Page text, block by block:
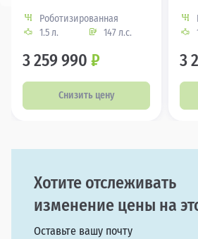
Роботизированная
1.5 л.
147 л.с.
3 259 990 ₽
Снизить цену
3
Хотите отслеживать
изменение цены на
Оставьте вашу почту